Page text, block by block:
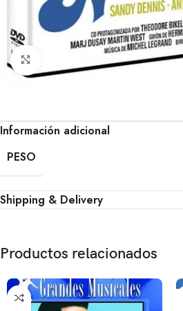
Clic para ampliar
Información adicional
PESO
Shipping & Delivery
Productos relacionados